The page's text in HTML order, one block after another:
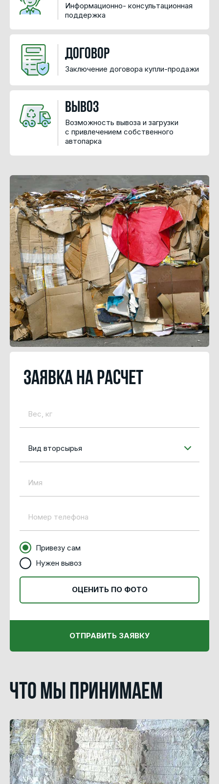
Информационно- консультационная
поддержка
Договор
Заключение договора купли-продажи
Вывоз
Возможность вывоза и загрузки
с привлечением собственного
автопарка
Заявка на расчет
Вид вторсырья
Привезу сам
Нужен вывоз
ОЦЕНИТЬ ПО ФОТО
ОТПРАВИТЬ ЗАЯВКУ
Что мы принимаем